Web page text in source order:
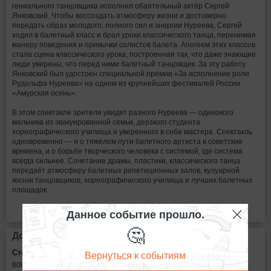
гениального танцовщика исполнил обаятельный актёр Сергей
Янковский. Чтобы воссоздать атмосферу жизни и достоверно
передать образ молодого, полного сил и энергии Нуреева, Сергей
ходил в балетный класс и брал уроки классического танца, перенимая
манеру поведения и привычки солистов балета. Апогеем этих классов
стала сцена классического урока, построенная так, что даже знающие
люди уверены, что перед ними балетный танцовщик. За эту работу
Янковский был удостоен специальной премии «За исполнение роли
Рудольфа Нуреева» на одном из крупнейших фестивалей России
«Амурская осень».
В этом спектакле зрители увидят разного Нуреева — одинокого
мальчика из эвакуированной семьи, дерзкого студента
хореографического училища и уверенного в себе мастера. Спектакль
одновременно — и о тяжёлом пути балетного артиста в советские
времена, и о борьбе творческого человека с системой, где система
всегда сильнее. Сочетание драмы, пластики, классического танца
передаёт атмосферу балетных репетиционных залов, кулуарной
жизни танцовщиков, хореографического училища и лучших балетных
площадок.
Дополнительная информация
Стоимость билетов:
800 - 2000 рублей
Данное событие прошло.
🤔
Вернуться к событиям